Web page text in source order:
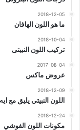
2018-12-05
ما هو اللون الهافان
2018-10-04
تركيب اللون النبيتى
2017-08-04
عروض ماكس
2018-12-09
اللون النبيتي يليق مع ايه
2018-12-24
مكونات اللون الفوشي